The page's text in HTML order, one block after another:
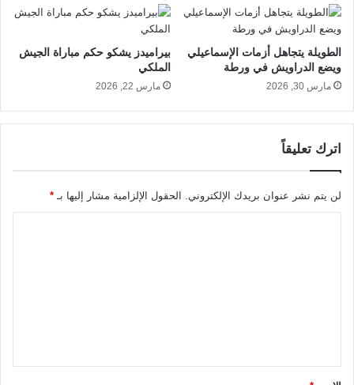
الطويلة يتجاهل أزمات الإسماعيلي
ويضع الدراويش في ورطة
مارس 30, 2026
بيراميدز يشكو حكم مباراة الجيش
الملكي
مارس 22, 2026
اترك تعليقاً
لن يتم نشر عنوان بريدك الإلكتروني. الحقول الإلزامية مشار إليها بـ *
ق